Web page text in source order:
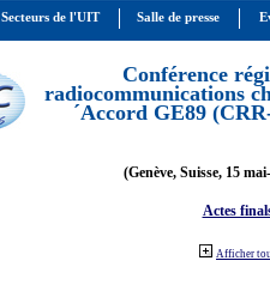
Conférence
radiocommunications
´Accord GE89
(Genève, Suisse, 15
Actes
Afficher
Secteurs de l'UIT Salle de presse